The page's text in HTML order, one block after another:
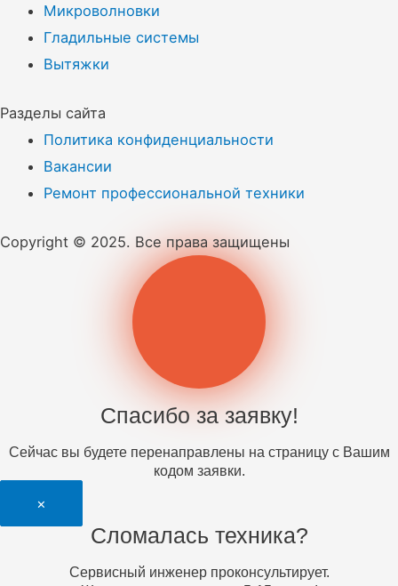
Микроволновки
Гладильные системы
Вытяжки
Разделы сайта
Политика конфиденциальности
Вакансии
Ремонт профессиональной техники
Copyright © 2025. Все права защищены
Спасибо за заявку!
Сейчас вы будете перенаправлены на страницу с Вашим
кодом заявки.
×
Сломалась техника?
Сервисный инженер проконсультирует.